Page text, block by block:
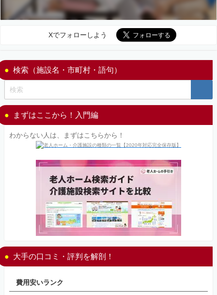
Xでフォローしよう
検索（施設名・市町村・語句）
まずはここから！入門編
わからない人は、まずはこちらから！
大手の口コミ・評判を解剖！
費用安いランク